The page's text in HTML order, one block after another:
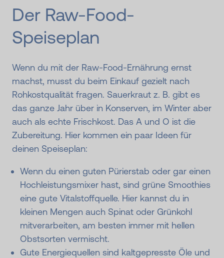
Der Raw-Food-
Speiseplan
Wenn du mit der Raw-Food-Ernährung ernst
machst, musst du beim Einkauf gezielt nach
Rohkostqualität fragen. Sauerkraut z. B. gibt es
das ganze Jahr über in Konserven, im Winter aber
auch als echte Frischkost. Das A und O ist die
Zubereitung. Hier kommen ein paar Ideen für
deinen Speiseplan:
Wenn du einen guten Pürierstab oder gar einen
Hochleistungsmixer hast, sind grüne Smoothies
eine gute Vitalstoffquelle. Hier kannst du in
kleinen Mengen auch Spinat oder Grünkohl
mitverarbeiten, am besten immer mit hellen
Obstsorten vermischt.
Gute Energiequellen sind kaltgepresste Öle und